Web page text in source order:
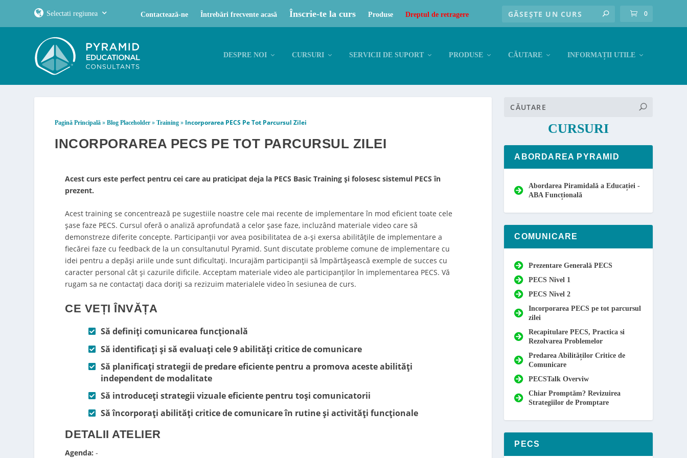
Selectati regiunea Contactează-ne Întrebări frecvente acasă Înscrie-te la curs Produse Dreptul de retragere 0
DESPRE NOI CURSURI SERVICII DE SUPORT PRODUSE CĂUTARE INFORMAȚII UTILE
Pagină Principală »Blog Placeholder »Training » Incorporarea PECS Pe Tot Parcursul Zilei
INCORPORAREA PECS PE TOT PARCURSUL ZILEI
Acest curs este perfect pentru cei care au praticipat deja la PECS Basic Training și folosesc sistemul PECS în
prezent.
Acest training se concentrează pe sugestiile noastre cele mai recente de implementare în mod eficient toate cele
șase faze PECS. Cursul oferă o analiză aprofundată a celor şase faze, incluzând materiale video care să
demonstreze diferite concepte. Participanţii vor avea posibilitatea de a-şi exersa abilităţile de implementare a
fiecărei faze cu feedback de la un consultanutul Pyramid. Sunt discutate probleme comune de implementare cu
idei pentru a depăși ariile unde sunt dificultați. Incurajăm participanţii să împărtăşească exemple de succes cu
caracter personal cât şi cazurile dificile. Acceptam materiale video ale participanților în implementarea PECS. Vă
rugam sa ne contactați daca doriți sa rezizuim materialele video în sesiunea de curs.
CE VEȚI ÎNVĂȚA
Să definiți comunicarea funcțională
Să identificați și să evaluați cele 9 abilități critice de comunicare
Să planificați strategii de predare eficiente pentru a promova aceste abilități
independent de modalitate
Să introduceți strategii vizuale eficiente pentru toși comunicatorii
Să încorporați abilități critice de comunicare în rutine și activități funcționale
DETALII ATELIER
Agenda: -
CURSURI
ABORDAREA PYRAMID
Abordarea Piramidală a Educației -
ABA Funcțională
COMUNICARE
Prezentare Generală PECS
PECS Nivel 1
PECS Nivel 2
Incorporarea PECS pe tot parcursul
zilei
Recapitulare PECS, Practica si
Rezolvarea Problemelor
Predarea Abilităților Critice de
Comunicare
PECSTalk Overviw
Chiar Promptăm? Revizuirea
Strategiilor de Promptare
PECS